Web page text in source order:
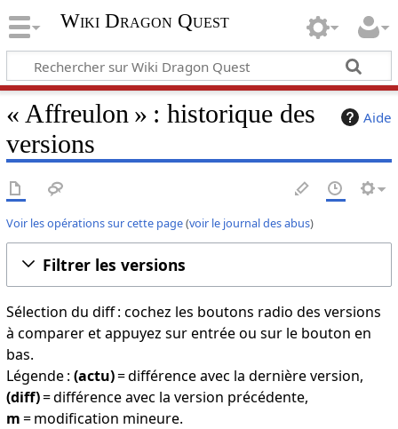
Wiki Dragon Quest
Aide
« Affreulon » : historique des
versions
Voir les opérations sur cette page(voir le journal des abus)
Filtrer les versions
Sélection du diff : cochez les boutons radio des versions
à comparer et appuyez sur entrée ou sur le bouton en
bas.
Légende : (actu)= différence avec la dernière version,
(diff)= différence avec la version précédente,
m= modification mineure.